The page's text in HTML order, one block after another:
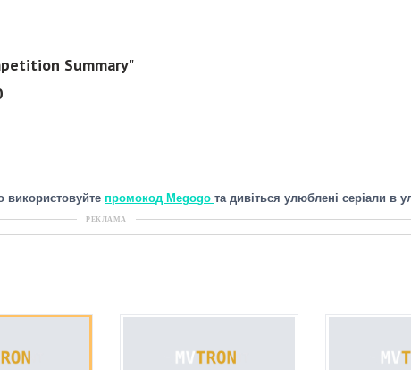
Summary"
використовуйте промокод Megogo та дивіться улюблені серіали в
РЕКЛАМА